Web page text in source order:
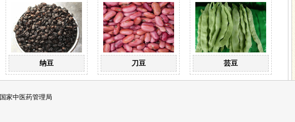
纳豆 刀豆 芸豆
国家中医药管理局